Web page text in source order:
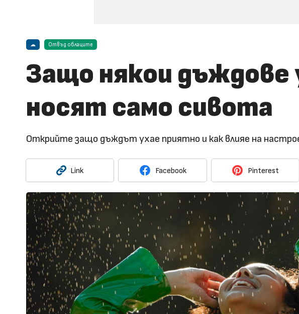
☁ Отвъд облаците
Защо някои дъждове
носят само сивота
Открийте защо дъждът ухае приятно и как влияе на
Link Facebook Pinterest